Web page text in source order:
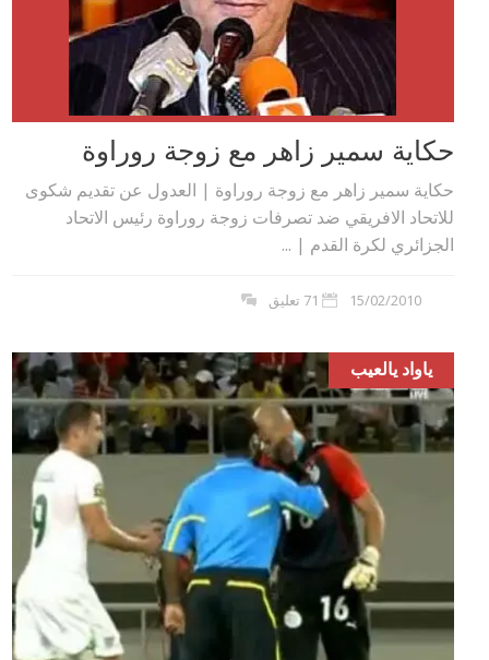
حكاية سمير زاهر مع زوجة روراوة
حكاية سمير زاهر مع زوجة روراوة | العدول عن تقديم شكوى
للاتحاد الافريقي ضد تصرفات زوجة روراوة رئيس الاتحاد
الجزائري لكرة القدم | ...
15/02/2010 71 تعليق
ياواد يالعيب